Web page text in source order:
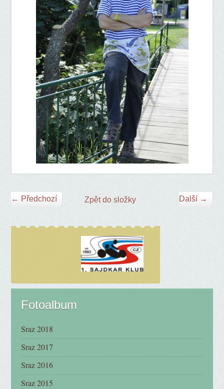
← Předchozí Další →
Zpět do složky
Fotoalbum
Sraz 2018
Sraz 2017
Sraz 2016
Sraz 2015